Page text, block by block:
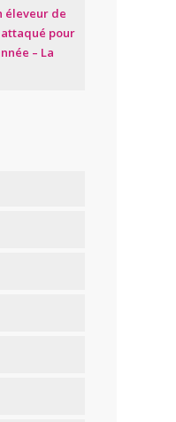
éleveur de
pour
– La